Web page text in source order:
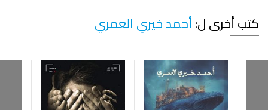
كتب أخرى ل:أحمد خيري العمري